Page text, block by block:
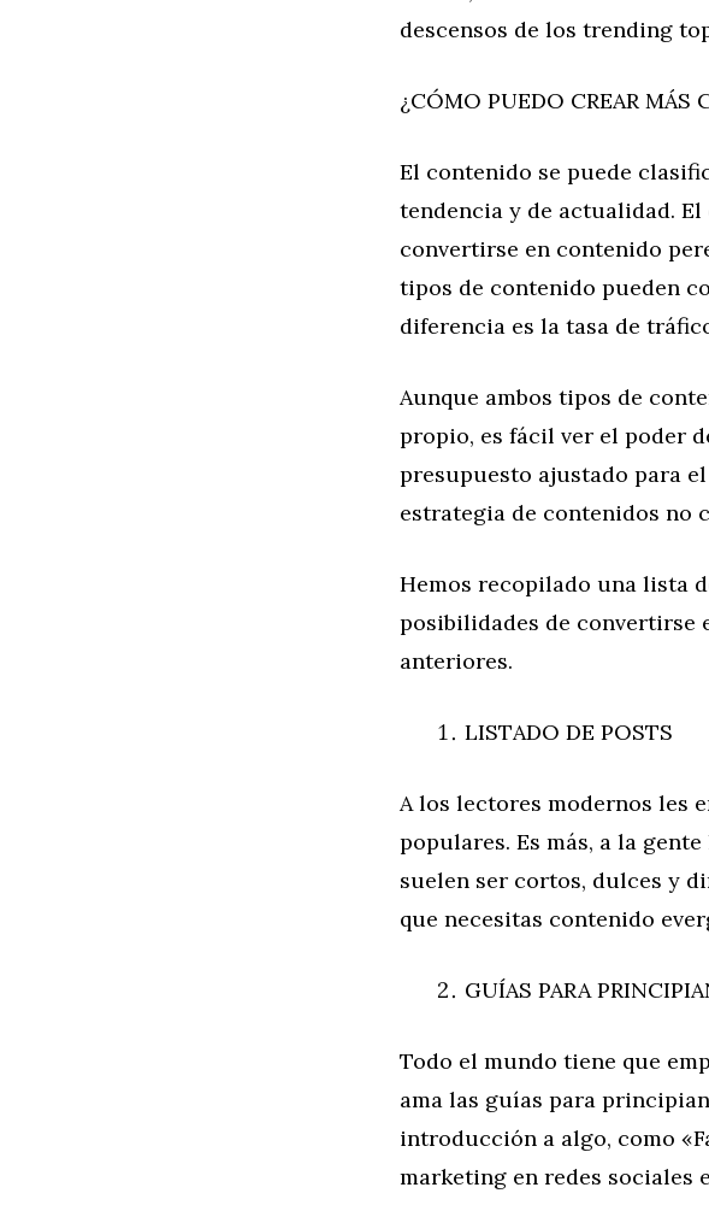
descensos de los trending
¿CÓMO PUEDO CREAR MÁS
El contenido se puede
tendencia y de actualidad.
convertirse en contenido
tipos de contenido pueden
diferencia es la tasa de
Aunque ambos tipos de
propio, es fácil ver el poder
presupuesto ajustado para
estrategia de contenidos no
Hemos recopilado una lista
posibilidades de convertirse
anteriores.
LISTADO DE POSTS
A los lectores modernos les
populares. Es más, a la
suelen ser cortos, dulces y
que necesitas contenido
GUÍAS PARA
Todo el mundo tiene que
ama las guías para
introducción a algo, como
marketing en redes sociales